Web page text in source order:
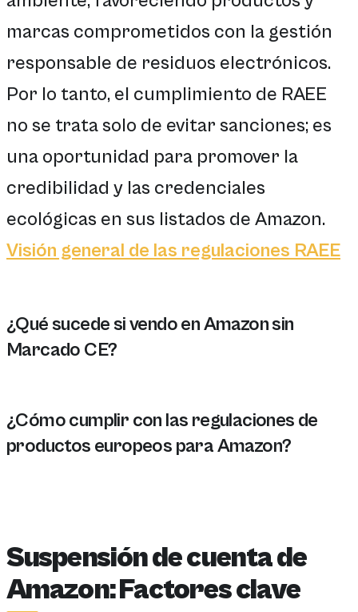
marcas comprometidos con la gestión
responsable de residuos electrónicos.
Por lo tanto, el cumplimiento de RAEE
no se trata solo de evitar sanciones; es
una oportunidad para promover la
credibilidad y las credenciales
ecológicas en sus listados de Amazon.
Visión general de las regulaciones RAEE
¿Qué sucede si vendo en Amazon sin
Marcado CE?
¿Cómo cumplir con las regulaciones de
productos europeos para Amazon?
Suspensión de cuenta de
Amazon: Factores clave